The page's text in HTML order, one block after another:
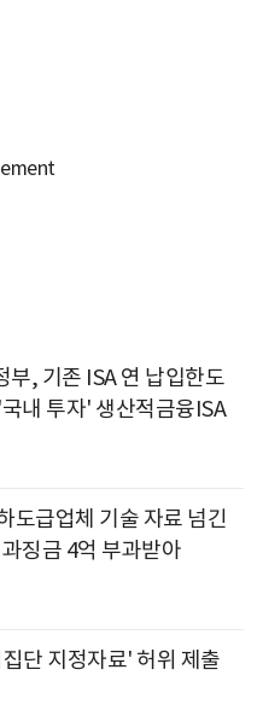
부, 기존 ISA 연 납입한도
내 투자' 생산적금융ISA
도급업체 기술 자료 넘긴
징금 4억 부과받아
단 지정자료' 허위 제출